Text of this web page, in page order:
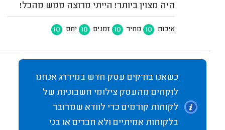
היה מצוין ביותר! הייתי מרוצה ממש מהכל!
איכות 10 מחיר 10 זמנים 10 יחס 10
כשאנו בודקים עסק חדש במידרג אנחנו
לוקחים מהעסק צילומי חשבוניות של
לקוחות קודמים כדי לוודא שמדובר
בלקוחות אמיתיים ולא חברים או בני